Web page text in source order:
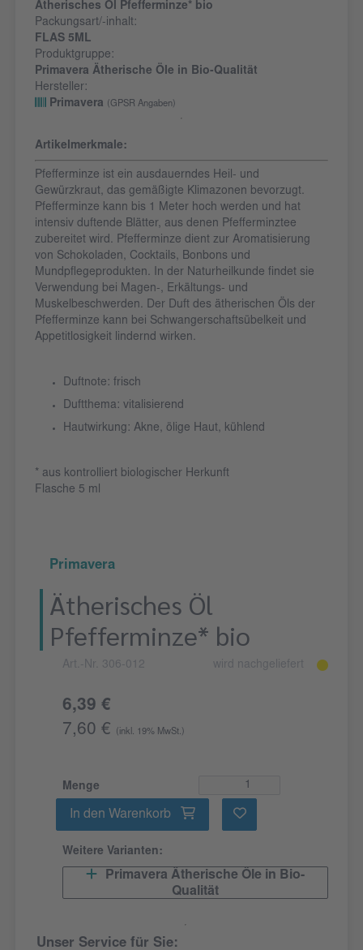
Ätherisches Öl Pfefferminze* bio
Packungsart/-inhalt:
FLAS 5ML
Produktgruppe:
Primavera Ätherische Öle in Bio-Qualität
Hersteller:
Primavera
(GPSR Angaben)
Artikelmerkmale:
Pfefferminze ist ein ausdauerndes Heil- und
Gewürzkraut, das gemäßigte Klimazonen bevorzugt.
Pfefferminze kann bis 1 Meter hoch werden und hat
intensiv duftende Blätter, aus denen Pfefferminztee
zubereitet wird. Pfefferminze dient zur Aromatisierung
von Schokoladen, Cocktails, Bonbons und
Mundpflegeprodukten. In der Naturheilkunde findet sie
Verwendung bei Magen-, Erkältungs- und
Muskelbeschwerden. Der Duft des ätherischen Öls der
Pfefferminze kann bei Schwangerschaftsübelkeit und
Appetitlosigkeit lindernd wirken.
Duftnote: frisch
Duftthema: vitalisierend
Hautwirkung: Akne, ölige Haut, kühlend
* aus kontrolliert biologischer Herkunft
Flasche 5 ml
Primavera
Ätherisches Öl
Pfefferminze* bio
Art.-Nr. 306-012 wird nachgeliefert
6,39 €
7,60 €
(inkl. 19% MwSt.)
Menge
In den Warenkorb
Weitere Varianten:
Primavera Ätherische Öle in Bio-
Qualität
Unser Service für Sie: